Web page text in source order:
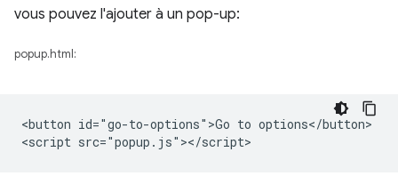
vous pouvez l'ajouter à un pop-up:
popup.html:
<button id="go-to-options">Go to options</button>